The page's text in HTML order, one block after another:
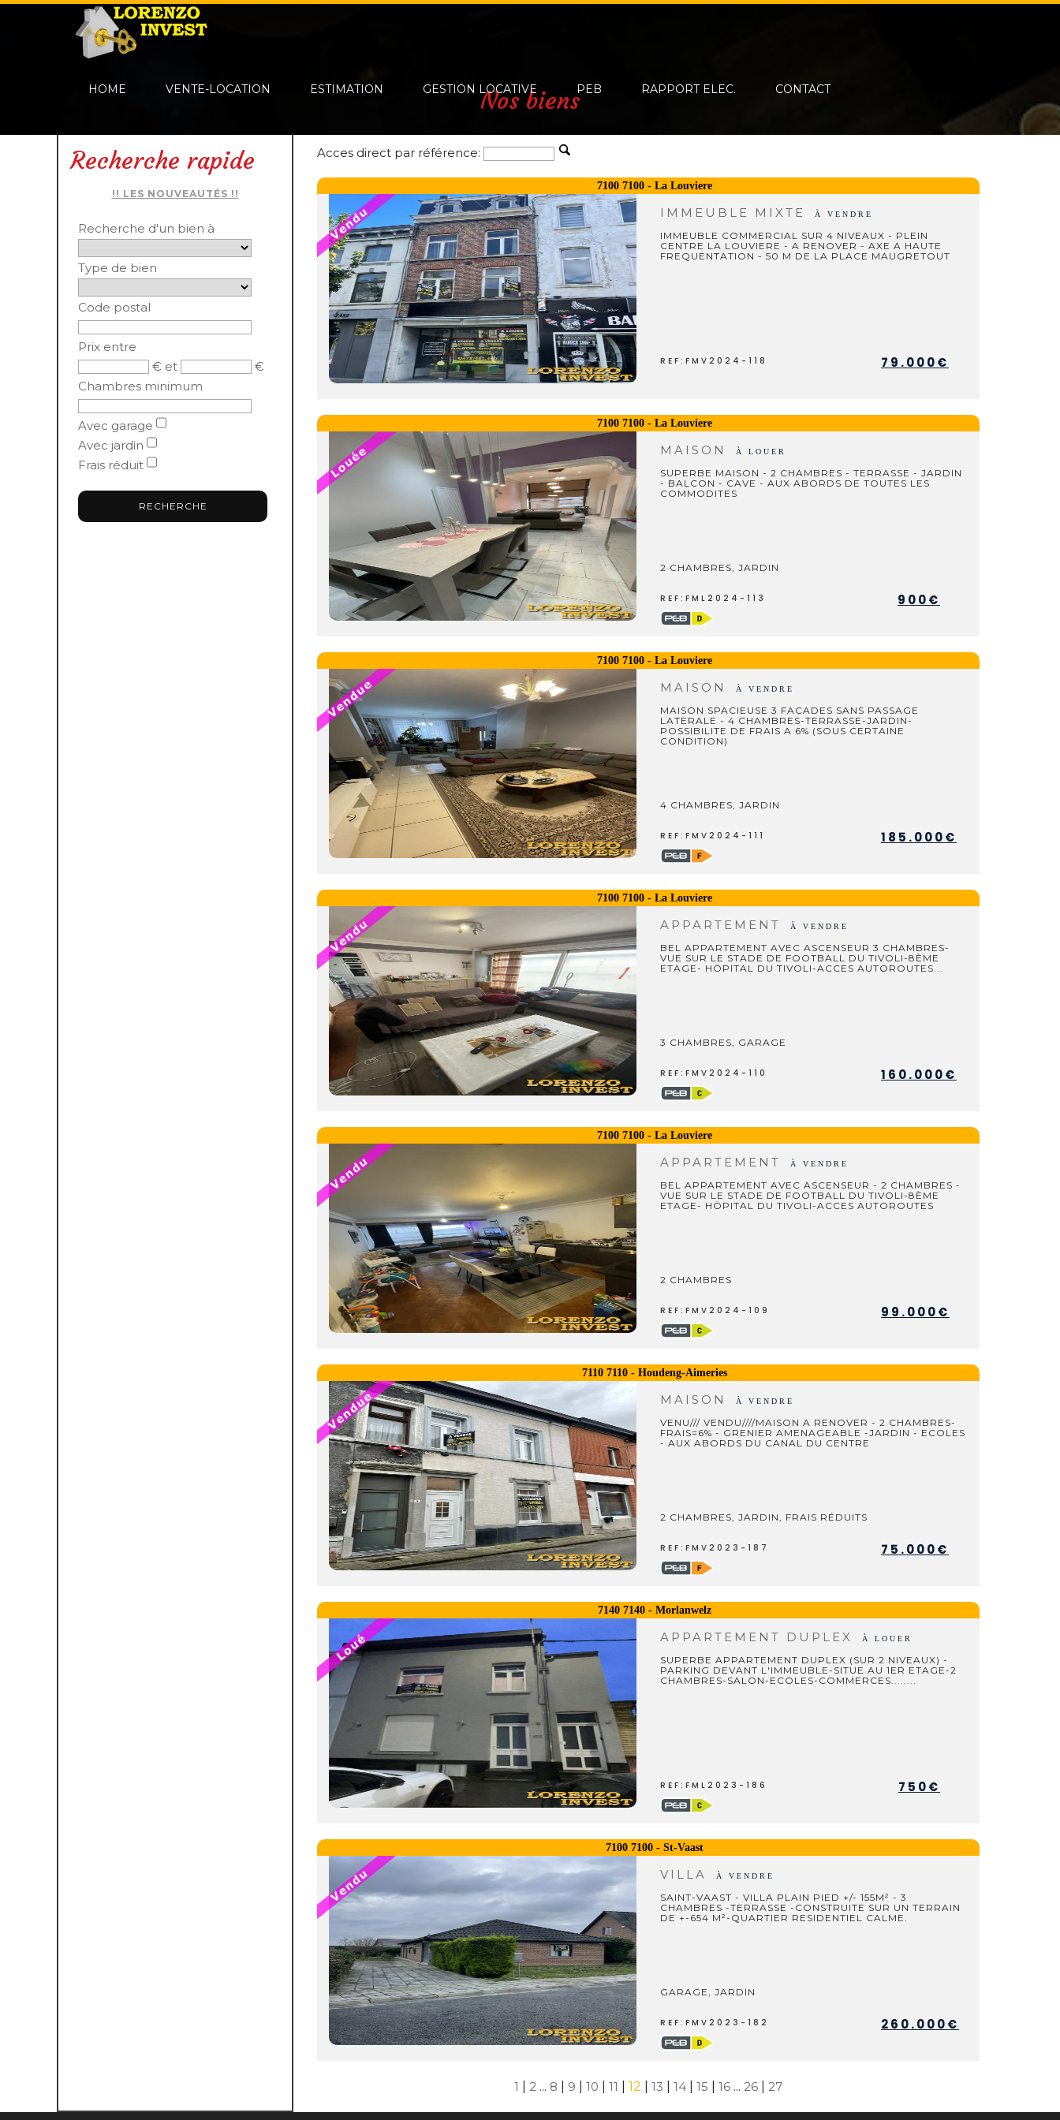
HOME VENTE-LOCATION ESTIMATION GESTION LOCATIVE PEB RAPPORT ELEC. CONTACT
Nos biens
Recherche rapide
!! LES NOUVEAUTÉS !!
Recherche d'un bien à
Type de bien
Code postal
Prix entre
€ et
€
Chambres minimum
Avec garage
Avec jardin
Frais réduit
Acces direct par référence:
7100 7100 - La Louviere
IMMEUBLE MIXTE À VENDRE
IMMEUBLE COMMERCIAL SUR 4 NIVEAUX - PLEIN
CENTRE LA LOUVIERE - A RENOVER - AXE A HAUTE
FREQUENTATION - 50 M DE LA PLACE MAUGRETOUT
REF:FMV2024-118 79.000€
7100 7100 - La Louviere
MAISON À LOUER
SUPERBE MAISON - 2 CHAMBRES - TERRASSE - JARDIN
- BALCON - CAVE - AUX ABORDS DE TOUTES LES
COMMODITES
2 CHAMBRES, JARDIN
REF:FML2024-113 900€
7100 7100 - La Louviere
MAISON À VENDRE
MAISON SPACIEUSE 3 FACADES SANS PASSAGE
LATERALE - 4 CHAMBRES-TERRASSE-JARDIN-
POSSIBILITE DE FRAIS A 6% (SOUS CERTAINE
CONDITION)
4 CHAMBRES, JARDIN
REF:FMV2024-111 185.000€
7100 7100 - La Louviere
APPARTEMENT À VENDRE
BEL APPARTEMENT AVEC ASCENSEUR 3 CHAMBRES-
VUE SUR LE STADE DE FOOTBALL DU TIVOLI-8ÈME
ETAGE- HÖPITAL DU TIVOLI-ACCES AUTOROUTES...
3 CHAMBRES, GARAGE
REF:FMV2024-110 160.000€
7100 7100 - La Louviere
APPARTEMENT À VENDRE
BEL APPARTEMENT AVEC ASCENSEUR - 2 CHAMBRES -
VUE SUR LE STADE DE FOOTBALL DU TIVOLI-8ÈME
ETAGE- HÖPITAL DU TIVOLI-ACCES AUTOROUTES
2 CHAMBRES
REF:FMV2024-109 99.000€
7110 7110 - Houdeng-Aimeries
MAISON À VENDRE
VENU/// VENDU////MAISON A RENOVER - 2 CHAMBRES-
FRAIS=6% - GRENIER AMENAGEABLE -JARDIN - ECOLES
- AUX ABORDS DU CANAL DU CENTRE
2 CHAMBRES, JARDIN, FRAIS RÉDUITS
REF:FMV2023-187 75.000€
7140 7140 - Morlanwelz
APPARTEMENT DUPLEX À LOUER
SUPERBE APPARTEMENT DUPLEX (SUR 2 NIVEAUX) -
PARKING DEVANT L'IMMEUBLE-SITUE AU 1ER ETAGE-2
CHAMBRES-SALON-ECOLES-COMMERCES........
REF:FML2023-186 750€
7100 7100 - St-Vaast
VILLA À VENDRE
SAINT-VAAST - VILLA PLAIN PIED +/- 155M² - 3
CHAMBRES -TERRASSE -CONSTRUITE SUR UN TERRAIN
DE +-654 M²-QUARTIER RESIDENTIEL CALME.
GARAGE, JARDIN
REF:FMV2023-182 260.000€
1 2 ... 8 9 10 11 12 13 14 15 16 ... 26 27